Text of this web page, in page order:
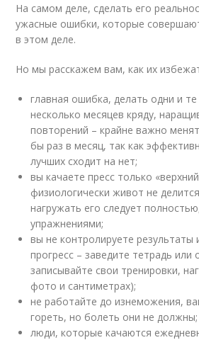
На самом деле, сделать его
ужасные ошибки, которые
в этом деле.
Но мы расскажем вам, как их
главная ошибка, делать одни и
несколько месяцев кряду,
повторений – крайне важно
бы раз в месяц, так как
лучших сходит на нет;
вы качаете пресс только
физиологически живот не
нагружать его следует
упражнениями;
вы не контролируете результаты
прогресс – заведите тетрадь или
записывайте свои тренировки,
фото и сантиметрах);
не работайте до изнеможения,
гореть, но болеть они не должны;
люди, которые качаются